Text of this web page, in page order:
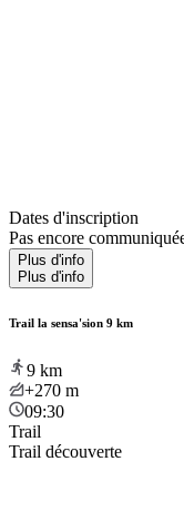
Dates d'inscription
Pas encore
Plus d'info
Plus d'info
Trail la sensa'sion 9 km
9 km
+270 m
09:30
Trail
Trail découverte